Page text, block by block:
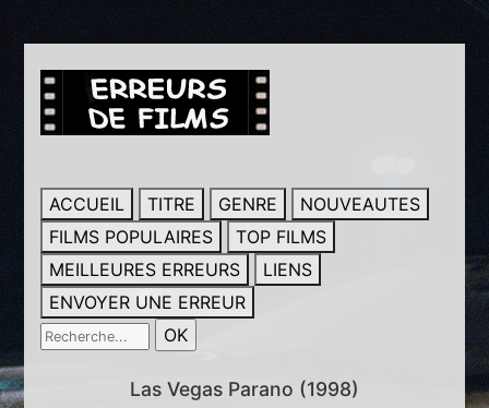
ACCUEIL TITRE GENRE
NOUVEAUTES
FILMS POPULAIRES
TOP FILMS
MEILLEURES ERREURS
LIENS
ENVOYER UNE ERREUR
Las Vegas Parano (1998)